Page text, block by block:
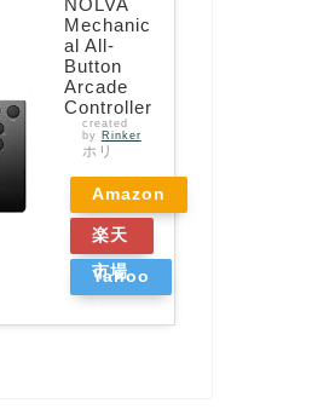
Mechanic
al All-
Button
Arcade
Controller
created
by Rinker
ホリ
Amazon
楽天
市場
Yahoo